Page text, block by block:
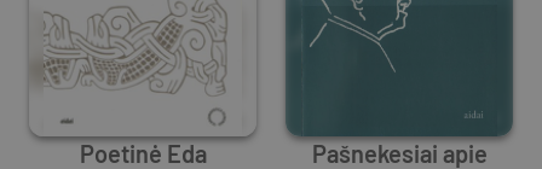
Poetinė Eda
Pašnekesiai apie